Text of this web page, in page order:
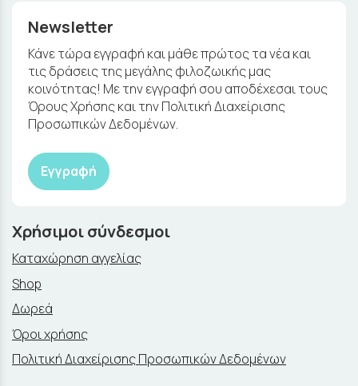
Newsletter
Κάνε τώρα εγγραφή και μάθε πρώτος τα νέα και
τις δράσεις της μεγάλης φιλοζωικής μας
κοινότητας! Με την εγγραφή σου αποδέχεσαι τους
Όρους Χρήσης και την Πολιτική Διαχείρισης
Προσωπικών Δεδομένων.
Εγγραφή
Χρήσιμοι σύνδεσμοι
Καταχώρηση αγγελίας
Shop
Δωρεά
Όροι χρήσης
Πολιτική Διαχείρισης Προσωπικών Δεδομένων